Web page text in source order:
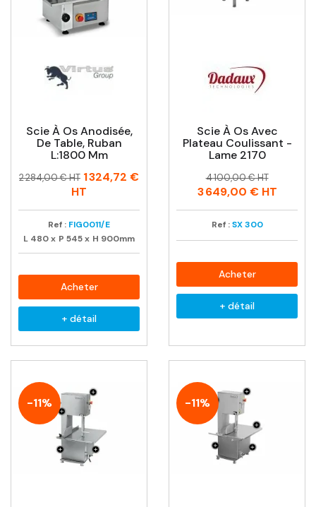
Scie À Os Anodisée,
De Table, Ruban
L:1800 Mm
Prix
Prix
2 284,00 € HT 1 324,72 €
HT
Ref : FIG0011/E
L 480x P 545x H 900mm
Acheter
+ détail
Scie À Os Avec
Plateau Coulissant -
Lame 2170
Prix
Prix
habituel
4 100,00 € HT
3 649,00 €HT
Ref : SX 300
Acheter
+ détail
-11% -11%